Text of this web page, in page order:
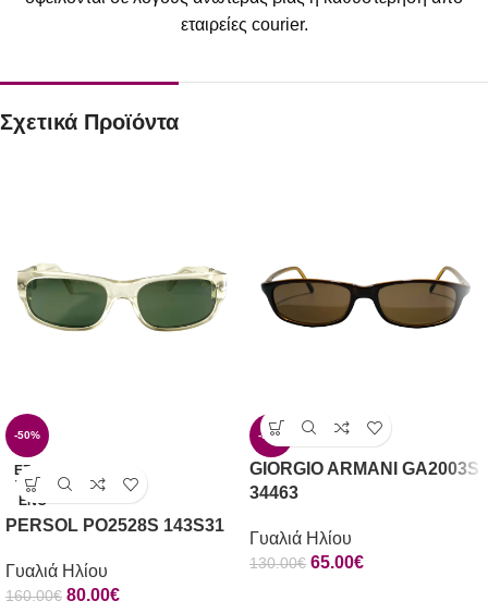
εταιρείες courier.
Σχετικά Προϊόντα
-50%
ΕΞΑΝ
ΤΛΗΜ
ΈΝΟ
PERSOL PO2528S 143S31
Γυαλιά Ηλίου
160.00€ 80.00€
-50%
GIORGIO ARMANI GA2003S
34463
Γυαλιά Ηλίου
130.00€ 65.00€